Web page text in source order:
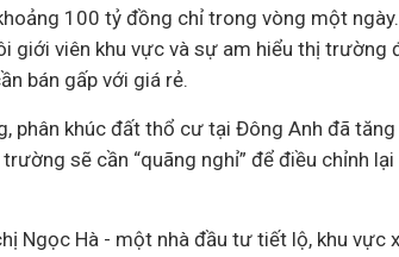
100 tỷ đồng chỉ trong vòng một
giới viên khu vực và sự am hiểu thị trường
bán gấp với giá rẻ.
phân khúc đất thổ cư tại Đông Anh đã
sẽ cần “quãng nghỉ” để điều chỉnh
Ngọc Hà - một nhà đầu tư tiết lộ, khu vực